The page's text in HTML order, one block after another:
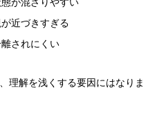
が混ざりやすい
近づきすぎる
されにくい
理解を浅くする要因にはなりま